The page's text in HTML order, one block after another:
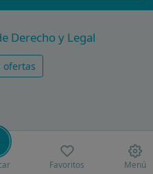
Derecho y Legal
ofertas
Favoritos Menú